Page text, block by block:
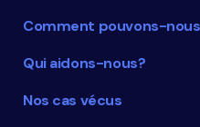
Comment pouvons-
Qui aidons-nous?
Nos cas vécus